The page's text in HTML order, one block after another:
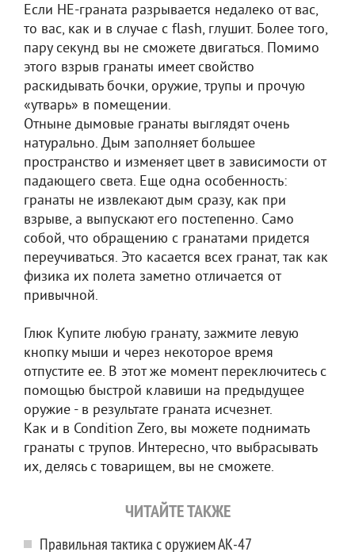
Если HE-граната разрывается недалеко от вас,
то вас, как и в случае с flash, глушит. Более того,
пару секунд вы не сможете двигаться. Помимо
этого взрыв гранаты имеет свойство
раскидывать бочки, оружие, трупы и прочую
«утварь» в помещении.
Отныне дымовые гранаты выглядят очень
натурально. Дым заполняет большее
пространство и изменяет цвет в зависимости от
падающего света. Еще одна особенность:
гранаты не извлекают дым сразу, как при
взрыве, а выпускают его постепенно. Само
собой, что обращению с гранатами придется
переучиваться. Это касается всех гранат, так как
физика их полета заметно отличается от
привычной.
Глюк Купите любую гранату, зажмите левую
кнопку мыши и через некоторое время
отпустите ее. В этот же момент переключитесь с
помощью быстрой клавиши на предыдущее
оружие - в результате граната исчезнет.
Как и в Condition Zero, вы можете поднимать
гранаты с трупов. Интересно, что выбрасывать
их, делясь с товарищем, вы не сможете.
ЧИТАЙТЕ ТАКЖЕ
Правильная тактика с оружием АК-47